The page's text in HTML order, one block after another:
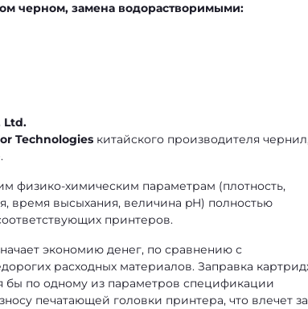
черном, замена водорастворимыми:
Ltd.
Technologies китайского производителя
физико-химическим параметрам (плотность,
время высыхания, величина pH) полностью
принтеров.
экономию денег, по сравнению с
расходных материалов. Заправка
по одному из параметров спецификации
печатающей головки принтера, что влечет за